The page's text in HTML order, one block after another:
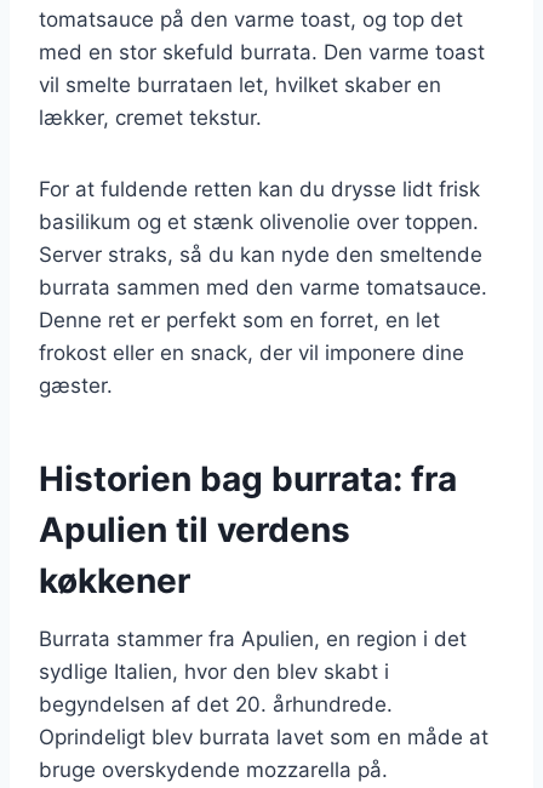
tomatsauce på den varme toast, og top det
med en stor skefuld burrata. Den varme toast
vil smelte burrataen let, hvilket skaber en
lækker, cremet tekstur.
For at fuldende retten kan du drysse lidt frisk
basilikum og et stænk olivenolie over toppen.
Server straks, så du kan nyde den smeltende
burrata sammen med den varme tomatsauce.
Denne ret er perfekt som en forret, en let
frokost eller en snack, der vil imponere dine
gæster.
Historien bag burrata: fra
Apulien til verdens
køkkener
Burrata stammer fra Apulien, en region i det
sydlige Italien, hvor den blev skabt i
begyndelsen af det 20. århundrede.
Oprindeligt blev burrata lavet som en måde at
bruge overskydende mozzarella på.